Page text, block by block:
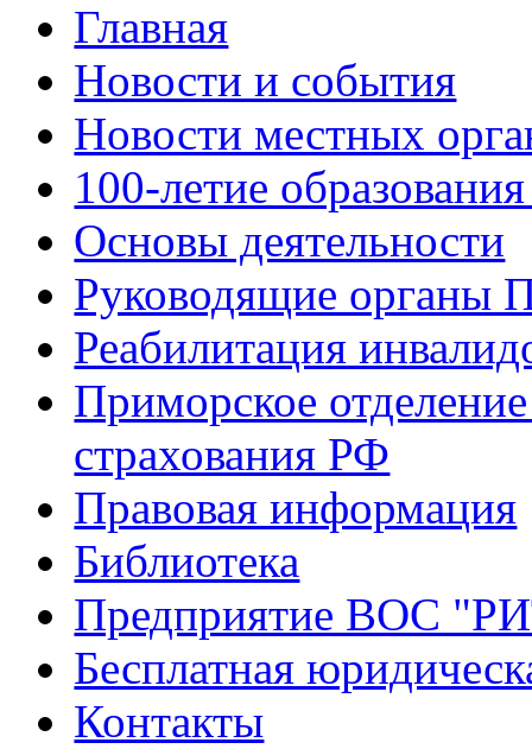
Главная
Новости и события
Новости местных
100-летие
Основы деятельности
Руководящие органы
Реабилитация
Приморское
страхования РФ
Правовая информация
Библиотека
Предприятие ВОС
Бесплатная
Контакты